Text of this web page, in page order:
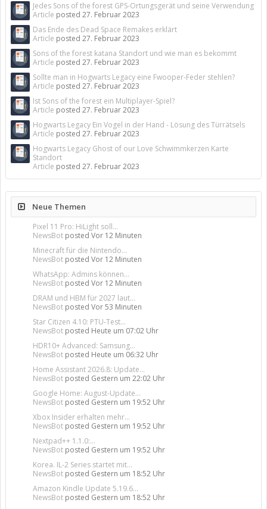
Jedes Sons of the forest GPS-Ortungsgerät und seine Verwendung
Article posted 27. Februar 2023
Das Ende des Dead Space Remakes erklärt
Article posted 27. Februar 2023
Sons of the forest katana Standort und wie man es bekommt
Article posted 27. Februar 2023
Sollte man in Hogwarts Legacy eine Fwooper-Feder stehlen?
Article posted 27. Februar 2023
Ist Sons of the forest ein Multiplayer-Spiel?
Article posted 27. Februar 2023
Hogwarts Legacy Ein Vogel in der Hand - Lösung des Türrätsels
Article posted 27. Februar 2023
Hogwarts Legacy Ghost of our Love Schwimmkerzen Karte
Standort
Article posted 27. Februar 2023
Neue Themen
Pixel 11 Pro: HiLight soll...
NewsBot posted Vor 12 Minuten
Minecraft für die Nintendo...
NewsBot posted Vor 12 Minuten
WhatsApp: Admins können...
NewsBot posted Vor 12 Minuten
DRAM und HBM für 2027 laut...
NewsBot posted Vor 53 Minuten
Star Citizen 4.10: PTU-Test...
NewsBot posted Heute um 07:02 Uhr
HDR10+ Advanced: Samsung...
NewsBot posted Heute um 06:32 Uhr
Home Assistant 2026.8: Update...
NewsBot posted Gestern um 22:02 Uhr
Google Home: August-Update...
NewsBot posted Gestern um 19:52 Uhr
Xbox Insider erhalten mehr...
NewsBot posted Gestern um 19:52 Uhr
Nextpad++ 1.1.0:...
NewsBot posted Gestern um 19:52 Uhr
Korea. IL-2 Series startet mit...
NewsBot posted Gestern um 18:52 Uhr
Amazon Kindle Update 5.19.6...
NewsBot posted Gestern um 18:52 Uhr